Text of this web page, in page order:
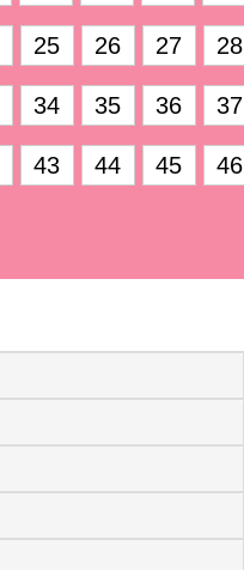
25 26 27 28
34 35 36 37
43 44 45 46